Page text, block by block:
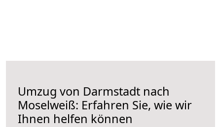
Umzug von Darmstadt nach
Moselweiß: Erfahren Sie, wie wir
Ihnen helfen können